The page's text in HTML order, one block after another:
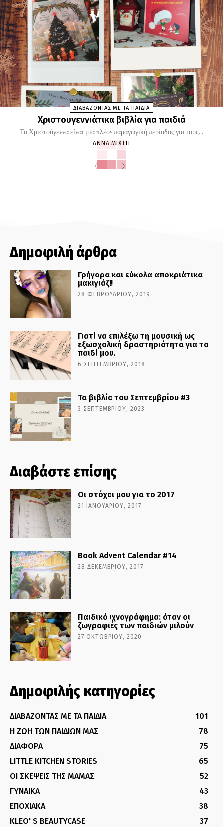
ΔΙΑΒΑΖΟΝΤΑΣ ΜΕ ΤΑ ΠΑΙΔΙΑ
Χριστουγεννιάτικα βιβλία για παιδιά
Τα Χριστούγεννα είναι μια πλέον παραγωγική περίοδος για τους...
ΆΝΝΑ ΜΊΧΤΗ
Δημοφιλή άρθρα
Γρήγορα και εύκολα αποκριάτικα
μακιγιάζ!!
28 ΦΕΒΡΟΥΑΡΊΟΥ, 2019
Γιατί να επιλέξω τη μουσική ως
εξωσχολική δραστηριότητα για το
παιδί μου.
6 ΣΕΠΤΕΜΒΡΊΟΥ, 2018
Τα βιβλία του Σεπτεμβρίου #3
3 ΣΕΠΤΕΜΒΡΊΟΥ, 2023
Διαβάστε επίσης
Οι στόχοι μου για το 2017
21 ΙΑΝΟΥΑΡΊΟΥ, 2017
Book Advent Calendar #14
28 ΔΕΚΕΜΒΡΊΟΥ, 2017
Παιδικό ιχνογράφημα: όταν οι
ζωγραφιές των παιδιών μιλούν
27 ΟΚΤΩΒΡΊΟΥ, 2020
Δημοφιλής κατηγορίες
ΔΙΑΒΑΖΟΝΤΑΣ ΜΕ ΤΑ ΠΑΙΔΙΑ
101
Η ΖΩΗ ΤΩΝ ΠΑΙΔΙΩΝ ΜΑΣ
78
ΔΙΑΦΟΡΑ
75
LITTLE KITCHEN STORIES
65
ΟΙ ΣΚΕΨΕΙΣ ΤΗΣ ΜΑΜΑΣ
52
ΓΥΝΑΙΚΑ
43
ΕΠΟΧΙΑΚΑ
38
KLEO' S BEAUTYCASE
37